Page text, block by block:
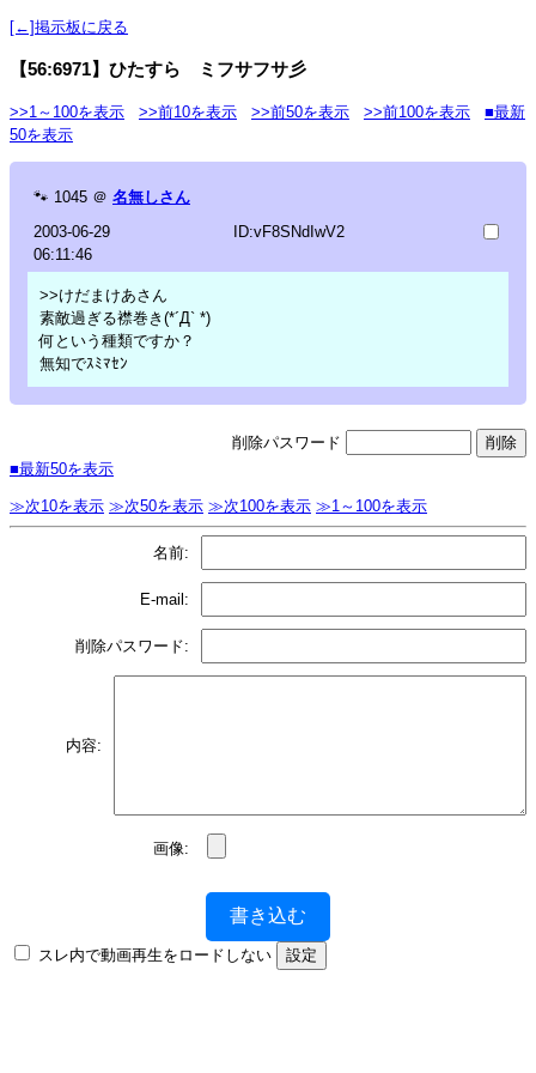
[←]掲示板に戻る
【56:6971】ひたすら ミフサフサ彡
>>1～100を表示 >>前10を表示 >>前50を表示 >>前100を表示
■最新
50を表示
🐾 1045 ＠ 名無しさん
2003-06-29
06:11:46
ID:vF8SNdIwV2
>>けだまけあさん
素敵過ぎる襟巻き(*´Д` *)
何という種類ですか？
無知でｽﾐﾏｾﾝ
削除パスワード
■最新50を表示
≫次10を表示 ≫次50を表示 ≫次100を表示 ≫1～100を表示
名前:
E-mail:
削除パスワード:
内容:
画像:
書き込む
スレ内で動画再生をロードしない